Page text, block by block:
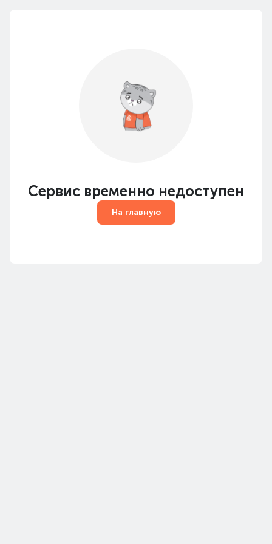
Сервис временно недоступен
На главную